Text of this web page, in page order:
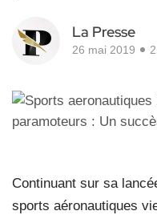
La Presse
26 mai 2019
Continuant sur sa
sports aéronautiques